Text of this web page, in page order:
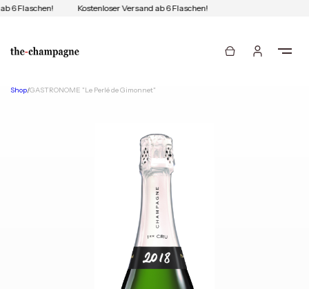
6 Flaschen! Kostenloser Versand ab 6 Flaschen!
Shop/GASTRONOME "Le Perlé de Gimonnet"